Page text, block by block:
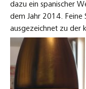
dazu ein spanischer
dem Jahr 2014. Feine
ausgezeichnet zu der